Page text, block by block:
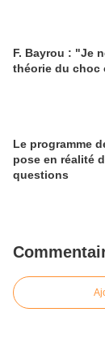
F. Bayrou : "Je
théorie du choc
Le programme
pose en réalité
questions